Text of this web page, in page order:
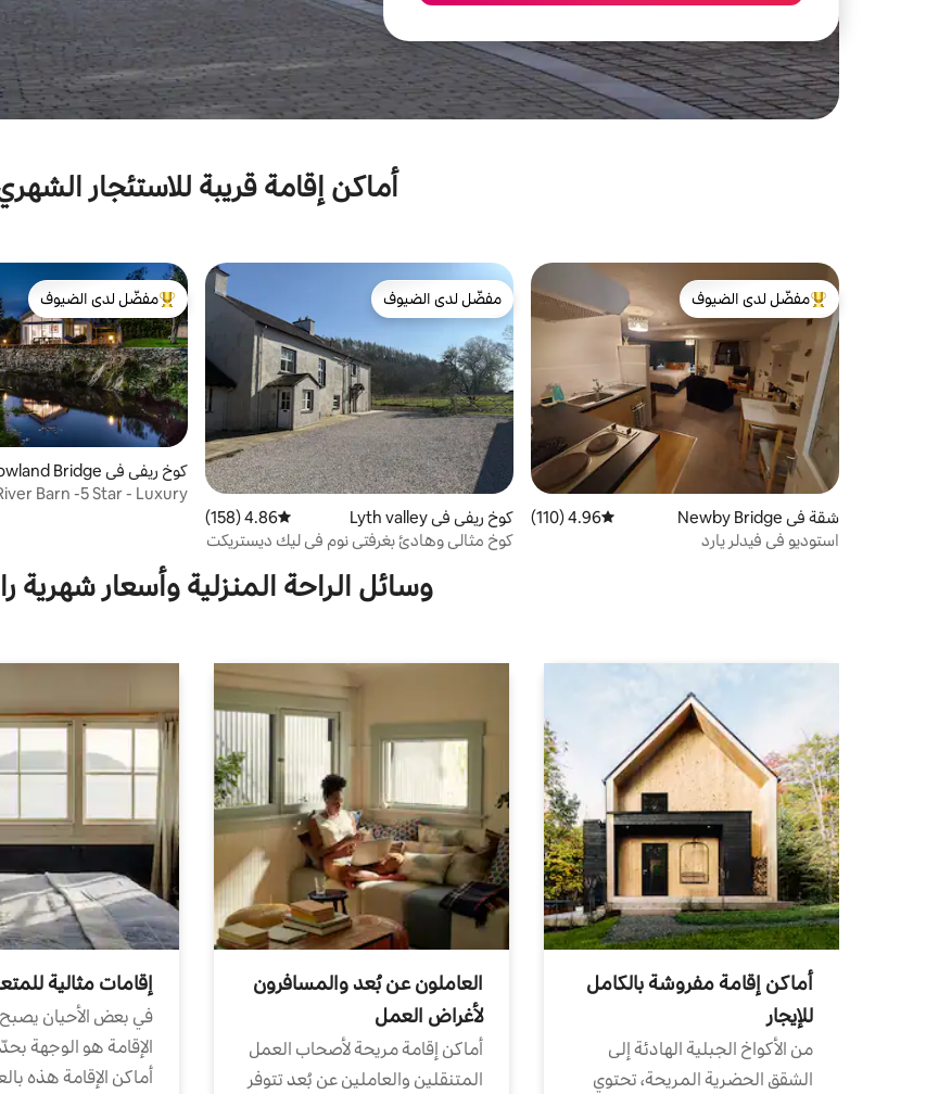
أماكن إقامة قريبة للاستئجار
من أبرز البيوت المفضّلة لدى الضيوف
مفضّل لدى الضيوف
شقة في Newby Bridge متوسط التقييم 4.96 من 5، 110 مراجعات
4.96 (110)
استوديو في فيدلر يارد
مفضّل لدى الضيوف
مفضّل لدى الضيوف
كوخ ريفي في Lyth valley متوسط التقييم 4.86 من 5، 158 مراجعات
4.86 (158)
كوخ مثالي وهادئ بغرفتي نوم في ليك ديستريكت
من أبرز البيوت المفضّلة
مفضّل لدى الضيوف
كوخ ريفي في Bowland Bridge
Barn -5 Star - Luxury
وسائل الراحة المنزلية وأسعار شهرية
أماكن إقامة مفروشة بالكامل
للإيجار
من الأكواخ الجبلية الهادئة إلى
الشقق الحضرية المريحة، تحتوي
العاملون عن بُعد والمسافرون
لأغراض العمل
أماكن إقامة مريحة لأصحاب العمل
المتنقلين والعاملين عن بُعد تتوفر
إقامات مثالية
في بعض الأحيان
الإقامة هو الوجهة
أماكن الإقامة هذه